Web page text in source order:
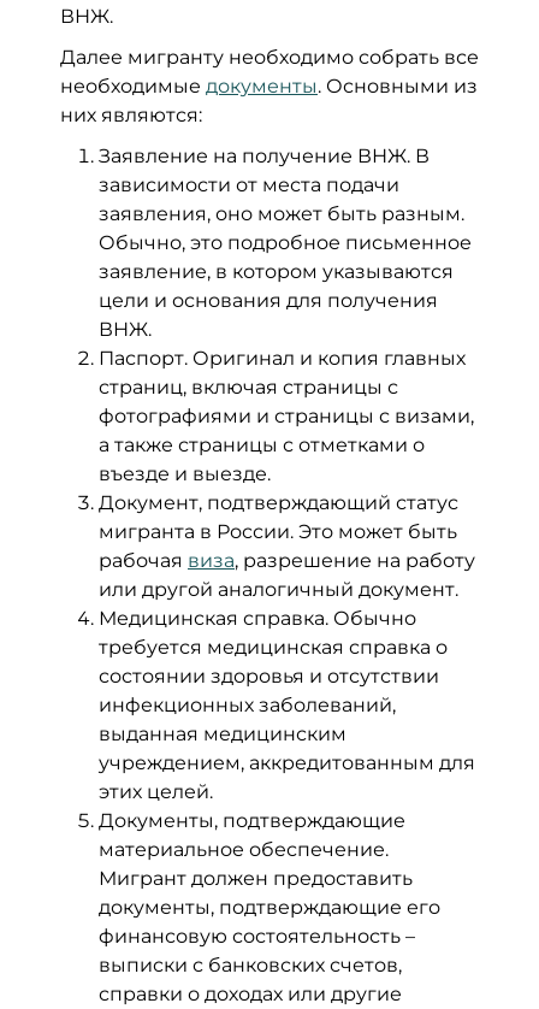
ВНЖ.
Далее мигранту необходимо собрать все
необходимые документы. Основными из
них являются:
Заявление на получение ВНЖ. В
зависимости от места подачи
заявления, оно может быть разным.
Обычно, это подробное письменное
заявление, в котором указываются
цели и основания для получения
ВНЖ.
Паспорт. Оригинал и копия главных
страниц, включая страницы с
фотографиями и страницы с визами,
а также страницы с отметками о
въезде и выезде.
Документ, подтверждающий статус
мигранта в России. Это может быть
рабочая виза, разрешение на работу
или другой аналогичный документ.
Медицинская справка. Обычно
требуется медицинская справка о
состоянии здоровья и отсутствии
инфекционных заболеваний,
выданная медицинским
учреждением, аккредитованным для
этих целей.
Документы, подтверждающие
материальное обеспечение.
Мигрант должен предоставить
документы, подтверждающие его
финансовую состоятельность –
выписки с банковских счетов,
справки о доходах или другие